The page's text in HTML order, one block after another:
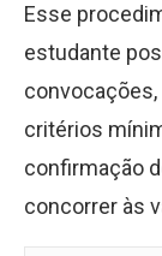
Esse
estudante
critérios
confirmação
concorrer às